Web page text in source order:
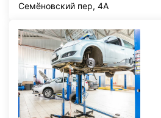
Семёновский пер, 4А